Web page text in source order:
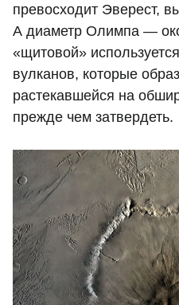
превосходит Эверест,
А диаметр Олимпа —
«щитовой»
вулканов, которые
растекавшейся на
прежде чем затвердеть.